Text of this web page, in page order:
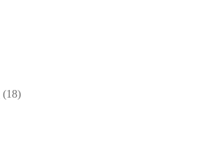
(18)